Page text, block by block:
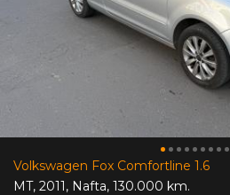
Volkswagen Fox Comfortline 1.6
MT, 2011, Nafta, 130.000 km.